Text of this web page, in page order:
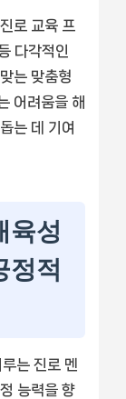
로 교육 프
다각적인
는 맞춤형
어려움을 해
는 데 기여
육성
정적
는 진로 멘
능력을 향